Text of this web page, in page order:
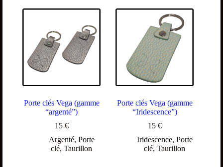
Porte clés Vega (gamme
“argenté”)
15 €
Argenté, Porte
clé,Taurillon
Porte clés Vega (gamme
“Iridescence”)
15 €
Iridescence, Porte
clé,Taurillon